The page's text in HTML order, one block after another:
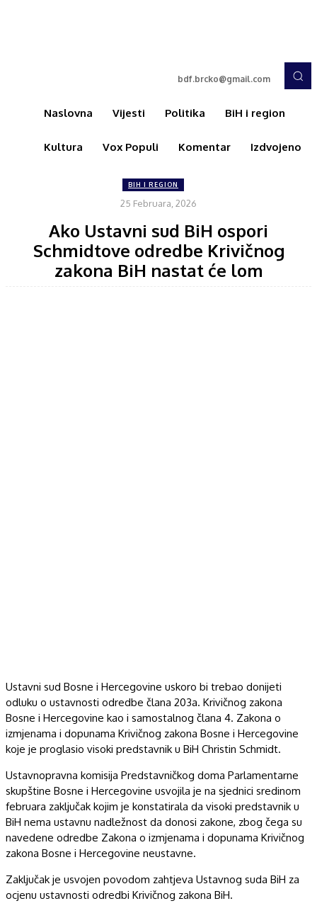
bdf.brcko@gmail.com
Naslovna Vijesti Politika BiH i region
Kultura Vox Populi Komentar Izdvojeno
BIH I REGION
25 Februara, 2026
Ako Ustavni sud BiH ospori
Schmidtove odredbe Krivičnog
zakona BiH nastat će lom
Ustavni sud Bosne i Hercegovine uskoro bi trebao donijeti
odluku o ustavnosti odredbe člana 203a. Krivičnog zakona
Bosne i Hercegovine kao i samostalnog člana 4. Zakona o
izmjenama i dopunama Krivičnog zakona Bosne i Hercegovine
koje je proglasio visoki predstavnik u BiH Christin Schmidt.
Ustavnopravna komisija Predstavničkog doma Parlamentarne
skupštine Bosne i Hercegovine usvojila je na sjednici sredinom
februara zaključak kojim je konstatirala da visoki predstavnik u
BiH nema ustavnu nadležnost da donosi zakone, zbog čega su
navedene odredbe Zakona o izmjenama i dopunama Krivičnog
zakona Bosne i Hercegovine neustavne.
Zaključak je usvojen povodom zahtjeva Ustavnog suda BiH za
ocjenu ustavnosti odredbi Krivičnog zakona BiH.